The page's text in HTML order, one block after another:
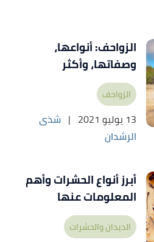
الزواحف: أنواعها،
وصفاتها، وأكثر
الزواحف
13 يوليو 2021 | شذى
الرشدان
أبرز أنواع الحشرات وأهم
المعلومات عنها
الديدان والحشرات